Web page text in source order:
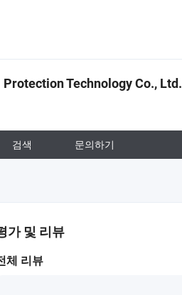
Technology Co., Ltd.
검색 문의하기
가 및 리뷰
체 리뷰